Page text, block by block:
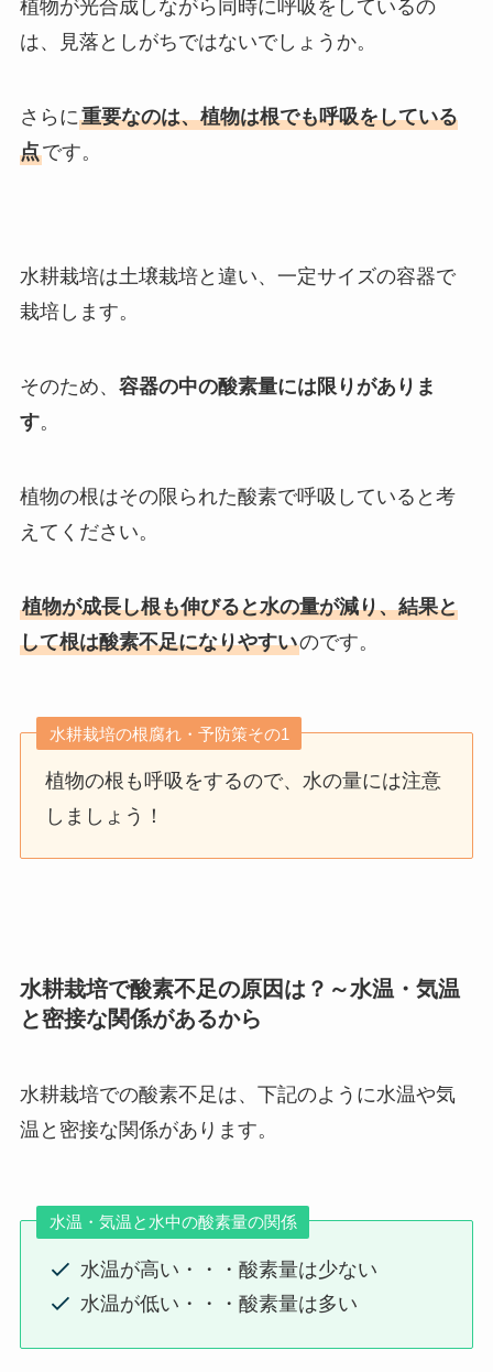
植物が光合成しながら同時に呼吸をしているの
は、見落としがちではないでしょうか。
さらに重要なのは、植物は根でも呼吸をしている
点です。
水耕栽培は土壌栽培と違い、一定サイズの容器で
栽培します。
そのため、 容器の中の酸素量には限りがありま
す。
植物の根はその限られた酸素で呼吸していると考
えてください。
植物が成長し根も伸びると水の量が減り、結果と
して根は酸素不足になりやすいのです。
水耕栽培の根腐れ・予防策その1
植物の根も呼吸をするので、水の量には注意
しましょう！
水耕栽培で酸素不足の原因は？～水温・気温
と密接な関係があるから
水耕栽培での酸素不足は、下記のように水温や気
温と密接な関係があります。
水温・気温と水中の酸素量の関係
水温が高い・・・酸素量は少ない
水温が低い・・・酸素量は多い